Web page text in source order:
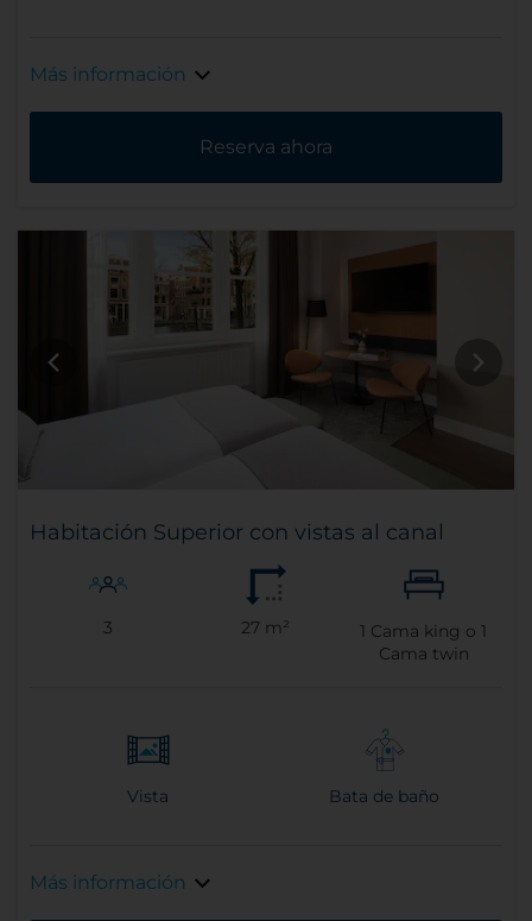
Más información
Reserva ahora
Habitación Superior con vistas al canal
3 27 m² 1 Cama king o1
Cama twin
Vista Bata de baño
Más información